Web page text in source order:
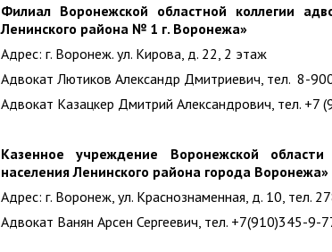
Филиал Воронежской областной коллегии
Ленинского района № 1 г. Воронежа»
Адрес: г. Воронеж. ул. Кирова, д. 22, 2 этаж
Адвокат Лютиков Александр Дмитриевич, тел. 8-
Адвокат Казацкер Дмитрий Александрович, тел. +7
Казенное учреждение Воронежской
населения Ленинского района города Воронежа»
Адрес: г. Воронеж, ул. Краснознаменная, д. 10, тел.
Адвокат Ванян Арсен Сергеевич, тел. +7(910)345-9-